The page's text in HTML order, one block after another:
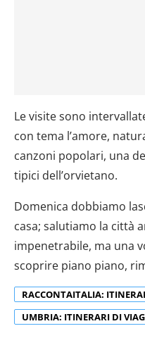
Le visite sono
con tema l’amore,
canzoni popolari, una
tipici dell’orvietano.
Domenica dobbiamo
casa; salutiamo la città
impenetrabile, ma una
scoprire piano piano,
RACCONTAITALIA:
UMBRIA: ITINERARI DI